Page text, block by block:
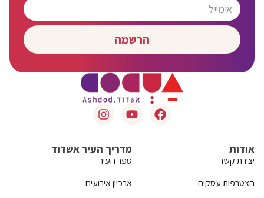
הרשמה
אודות
יצירת קשר
הצטרפות עסקים
מדריך העיר אשדוד
ספר העיר
ארכיון אירועים